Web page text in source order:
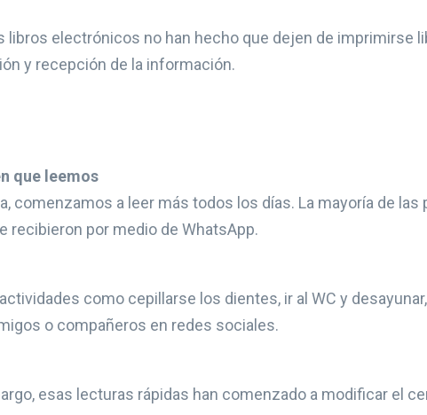
libros electrónicos no han hecho que dejen de imprimirse
y recepción de la información.
que leemos
comenzamos a leer más todos los días. La mayoría de las
recibieron por medio de WhatsApp.
como cepillarse los dientes, ir al WC y
o compañeros en redes sociales.
esas lecturas rápidas han comenzado a modificar el